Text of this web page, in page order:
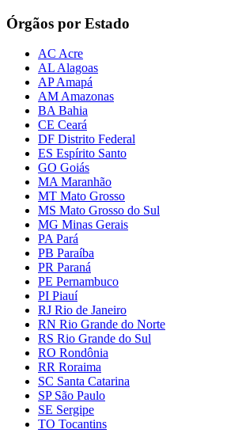
Órgãos por Estado
AC Acre
AL Alagoas
AP Amapá
AM Amazonas
BA Bahia
CE Ceará
DF Distrito Federal
ES Espírito Santo
GO Goiás
MA Maranhão
MT Mato Grosso
MS Mato Grosso do Sul
MG Minas Gerais
PA Pará
PB Paraíba
PR Paraná
PE Pernambuco
PI Piauí
RJ Rio de Janeiro
RN Rio Grande do Norte
RS Rio Grande do Sul
RO Rondônia
RR Roraima
SC Santa Catarina
SP São Paulo
SE Sergipe
TO Tocantins